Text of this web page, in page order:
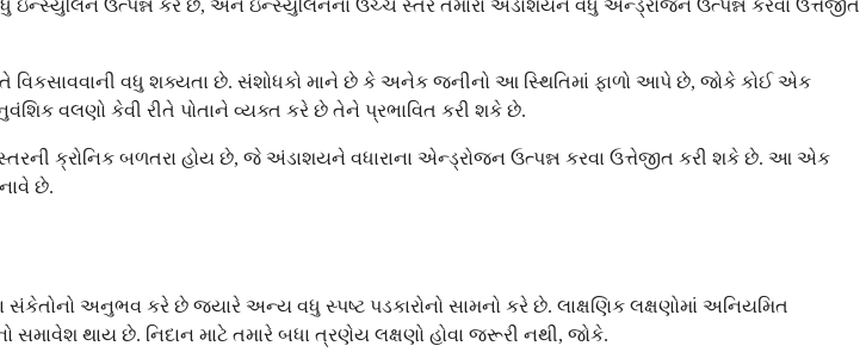
ઇન્સ્યુલિન ઉત્પન્ન કરે છે, અને ઇન્સ્યુલિનના ઉચ્ચ સ્તર તમારા અંડાશયને વધુ એન્ડ્રોજન ઉત્પન્ન કરવા ઉત્તેજીત
વધુ શક્યતા છે. સંશોધકો માને છે કે અનેક જનીનો આ સ્થિતિમાં ફાળો આપે છે, જોકે કોઈ એક
વલણો કેવી રીતે પોતાને વ્યક્ત કરે છે તેને પ્રભાવિત કરી શકે છે.
ક્રોનિક બળતરા હોય છે, જે અંડાશયને વધારાના એન્ડ્રોજન ઉત્પન્ન કરવા ઉત્તેજીત કરી શકે છે. આ એક
છે.
અનુભવ કરે છે જ્યારે અન્ય વધુ સ્પષ્ટ પડકારોનો સામનો કરે છે. લાક્ષણિક લક્ષણોમાં અનિયમિત
થાય છે. નિદાન માટે તમારે બધા ત્રણેય લક્ષણો હોવા જરૂરી નથી, જોકે.